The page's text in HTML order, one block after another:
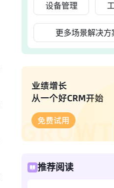
设备管理
更多场景解决方
推荐阅读